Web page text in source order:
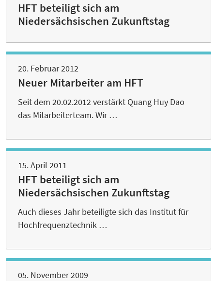
HFT beteiligt sich am
Niedersächsischen Zukunftstag
20. Februar 2012
Neuer Mitarbeiter am HFT
Seit dem 20.02.2012 verstärkt Quang Huy Dao
das Mitarbeiterteam. Wir …
15. April 2011
HFT beteiligt sich am
Niedersächsischen Zukunftstag
Auch dieses Jahr beteiligte sich das Institut für
Hochfrequenztechnik …
05. November 2009